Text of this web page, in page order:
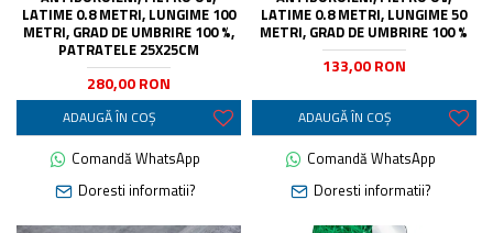
LATIME 0.8 METRI, LUNGIME 100
METRI, GRAD DE UMBRIRE 100 %,
PATRATELE 25X25CM
280,00 RON
ADAUGĂ ÎN COŞ
Comandă WhatsApp
Doresti informatii?
LATIME 0.8 METRI, LUNGIME 50
METRI, GRAD DE UMBRIRE 100 %
133,00 RON
ADAUGĂ ÎN COŞ
Comandă WhatsApp
Doresti informatii?